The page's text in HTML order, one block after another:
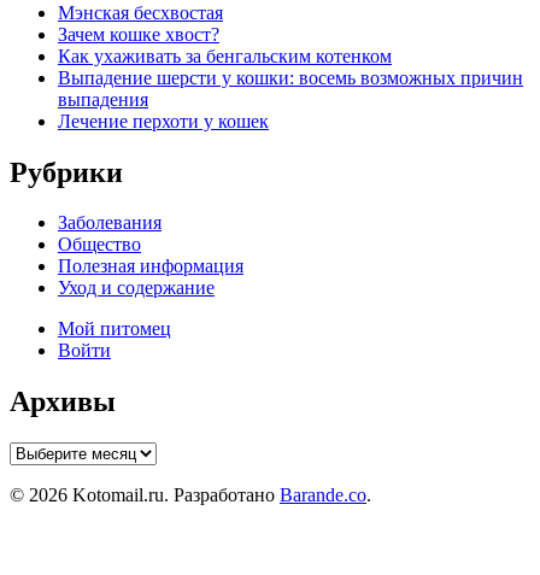
Мэнская бесхвостая
Зачем кошке хвост?
Как ухаживать за бенгальским котенком
Выпадение шерсти у кошки: восемь возможных причин
выпадения
Лечение перхоти у кошек
Рубрики
Заболевания
Общество
Полезная информация
Уход и содержание
Мой питомец
Войти
Архивы
Архивы
© 2026 Kotomail.ru. Разработано Barande.co.